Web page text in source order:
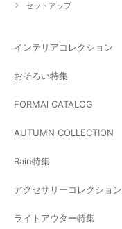
セットアップ
インテリアコレクション
おそろい特集
FORMAl CATALOG
AUTUMN COLLECTION
Rain特集
アクセサリーコレクション
ライトアウター特集